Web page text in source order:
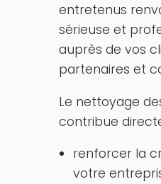
entretenus
sérieuse et
auprès de vos
partenaires et
Le nettoyage
contribue
renforcer la
votre